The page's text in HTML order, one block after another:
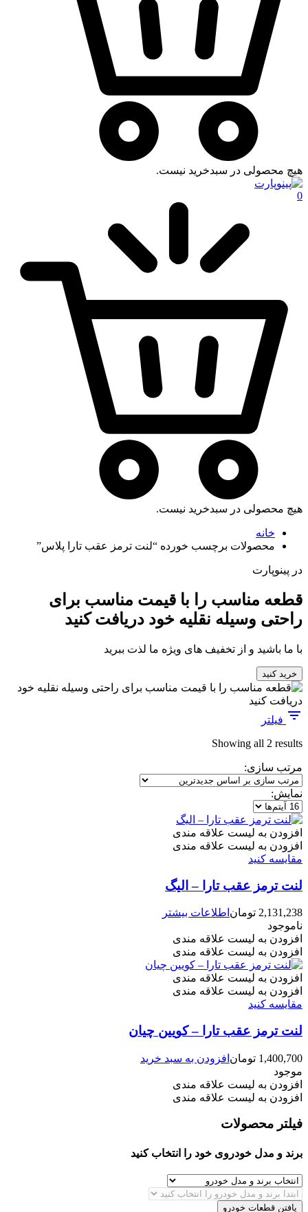
هیچ محصولی در سبدخرید نیست.
0
هیچ محصولی در سبدخرید نیست.
خانه
محصولات برچسب خورده “لنت ترمز عقب تارا پلاس”
در پینوپارت
قطعه مناسب را با قیمت مناسب برای
راحتی وسیله نقلیه خود دریافت کنید
با ما باشید و از تخفیف های ویژه ما لذت ببرید
خرید کنید
فیلتر
Showing all 2 results
مرتب سازی:
نمایش:
افزودن به لیست علاقه مندی
افزودن به لیست علاقه مندی
مقایسه کنید
لنت ترمز عقب تارا – الیگ
2,131,238 تومان اطلاعات بیشتر
ناموجود
افزودن به لیست علاقه مندی
افزودن به لیست علاقه مندی
افزودن به لیست علاقه مندی
افزودن به لیست علاقه مندی
مقایسه کنید
لنت ترمز عقب تارا – کویین چیان
1,400,700 تومان افزودن به سبد خرید
موجود
افزودن به لیست علاقه مندی
افزودن به لیست علاقه مندی
فیلتر محصولات
برند و مدل خودروی خود را انتخاب کنید
یافتن قطعات خودرو